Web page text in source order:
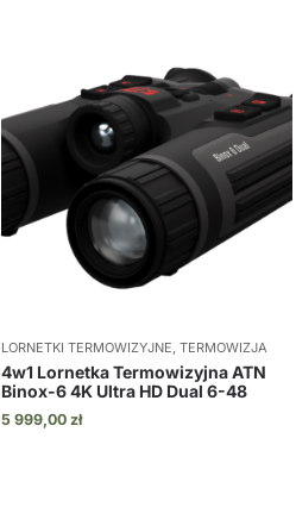
LORNETKI TERMOWIZYJNE, TERMOWIZJA
4w1 Lornetka Termowizyjna ATN
Binox-6 4K Ultra HD Dual 6-48
5 999,00zł